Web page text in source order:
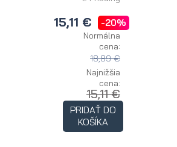
15,11 € -20%
Normálna
cena:
18,89 €
Najnižšia
cena:
15,11 €
PRIDAŤ DO
KOŠÍKA